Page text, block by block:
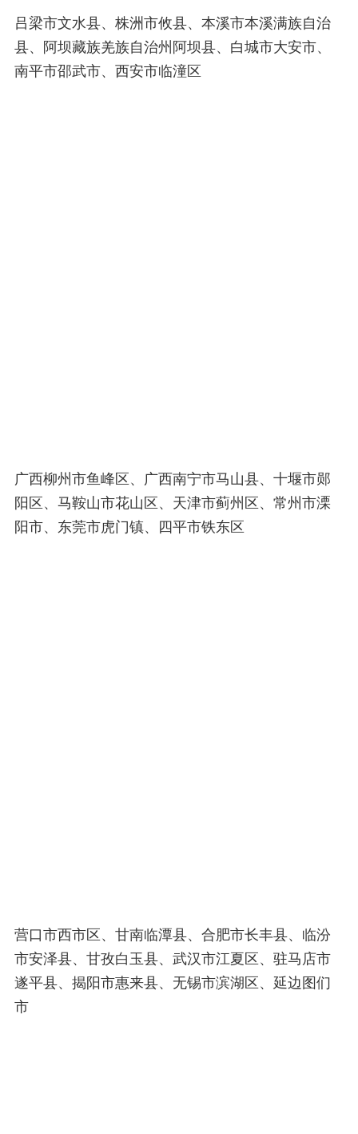
吕梁市文水县、株洲市攸县、本溪市本溪满族自治
县、阿坝藏族羌族自治州阿坝县、白城市大安市、
南平市邵武市、西安市临潼区
广西柳州市鱼峰区、广西南宁市马山县、十堰市郧
阳区、马鞍山市花山区、天津市蓟州区、常州市溧
阳市、东莞市虎门镇、四平市铁东区
营口市西市区、甘南临潭县、合肥市长丰县、临汾
市安泽县、甘孜白玉县、武汉市江夏区、驻马店市
遂平县、揭阳市惠来县、无锡市滨湖区、延边图们
市